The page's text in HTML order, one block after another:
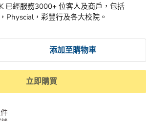
已經服務3000+ 位客人及商戶，包括
Physcial，彩豐行及各大校院。
添加至購物車
立即購買